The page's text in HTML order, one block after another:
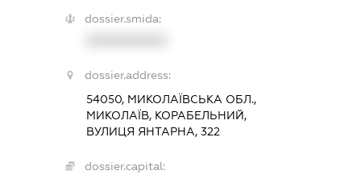
dossier.smida:
dossier.address:
54050, МИКОЛАЇВСЬКА ОБЛ.,
МИКОЛАЇВ, КОРАБЕЛЬНИЙ,
ВУЛИЦЯ ЯНТАРНА, 322
dossier.capital: